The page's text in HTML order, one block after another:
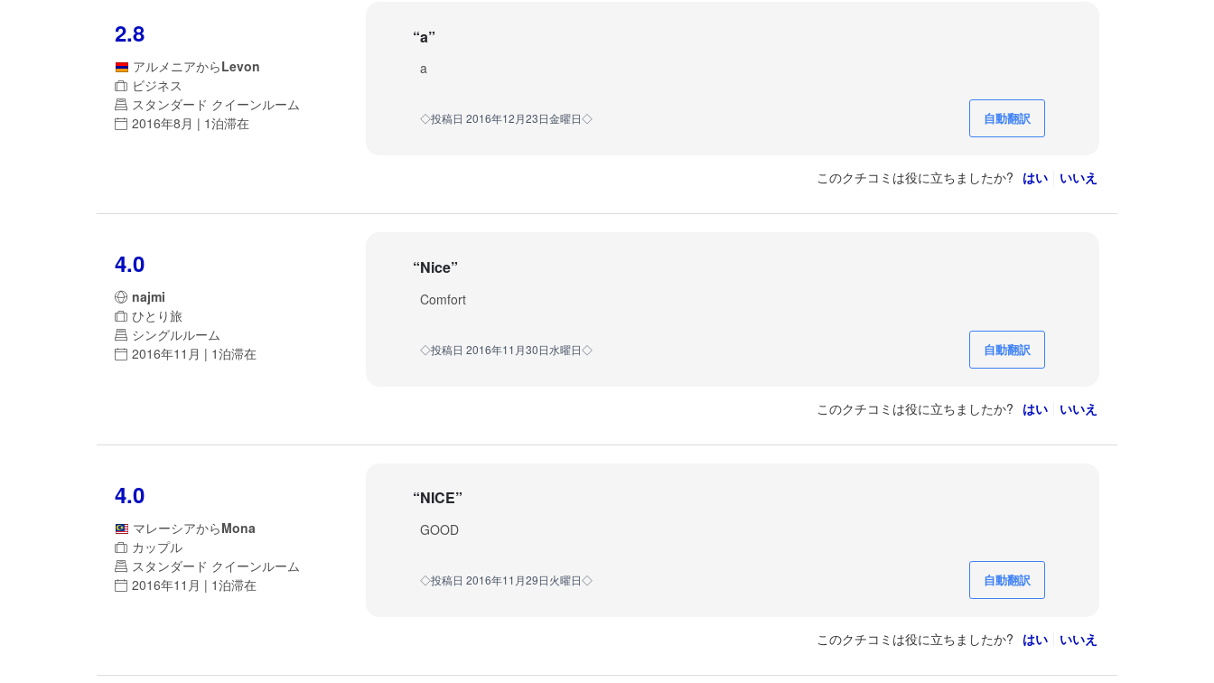
2.8
アルメニアからLevon
ビジネス
スタンダード クイーンルーム
2016年8月 | 1泊滞在
“a”
a
◇投稿日 2016年12月23日金曜日◇ 自動翻訳
このクチコミは役に立ちましたか? はい いいえ
4.0
najmi
ひとり旅
シングルルーム
2016年11月 | 1泊滞在
“Nice”
Comfort
◇投稿日 2016年11月30日水曜日◇ 自動翻訳
このクチコミは役に立ちましたか? はい いいえ
4.0
マレーシアからMona
カップル
スタンダード クイーンルーム
2016年11月 | 1泊滞在
“NICE”
GOOD
◇投稿日 2016年11月29日火曜日◇ 自動翻訳
このクチコミは役に立ちましたか? はい いいえ